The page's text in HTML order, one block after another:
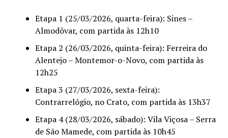
Etapa 1 (25/03/2026, quarta-feira): Sines –
Almodôvar, com partida às 12h10
Etapa 2 (26/03/2026, quinta-feira): Ferreira do
Alentejo – Montemor-o-Novo, com partida às
12h25
Etapa 3 (27/03/2026, sexta-feira):
Contrarrelógio, no Crato, com partida às 13h37
Etapa 4 (28/03/2026, sábado): Vila Viçosa – Serra
de São Mamede, com partida às 10h45